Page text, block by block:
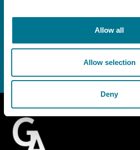
Allow all
Allow selection
Deny